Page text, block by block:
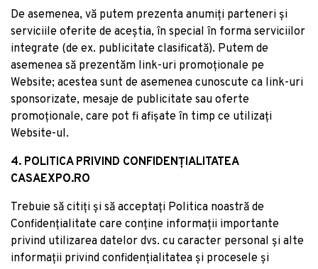
De asemenea, vă putem prezenta anumiți parteneri și
serviciile oferite de aceștia, în special în forma serviciilor
integrate (de ex. publicitate clasificată). Putem de
asemenea să prezentăm link-uri promoționale pe
Website; acestea sunt de asemenea cunoscute ca link-uri
sponsorizate, mesaje de publicitate sau oferte
promoționale, care pot fi afișate în timp ce utilizați
Website-ul.
4. POLITICA PRIVIND CONFIDENȚIALITATEA
CASAEXPO.RO
Trebuie să citiți și să acceptați Politica noastră de
Confidențialitate care conține informații importante
privind utilizarea datelor dvs. cu caracter personal și alte
informații privind confidențialitatea și procesele și